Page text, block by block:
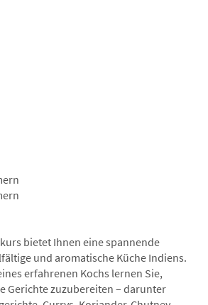
bietet Ihnen eine spannende
und aromatische Küche Indiens.
erfahrenen Kochs lernen Sie,
Gerichte zuzubereiten – darunter